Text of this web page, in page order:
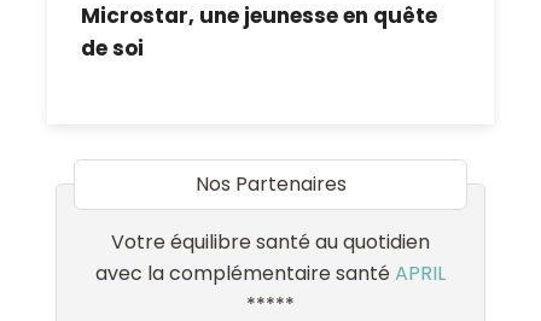
Microstar, une jeunesse en quête
de soi
Nos Partenaires
Votre équilibre santé au quotidien
avec la complémentaire santéAPRIL
*****